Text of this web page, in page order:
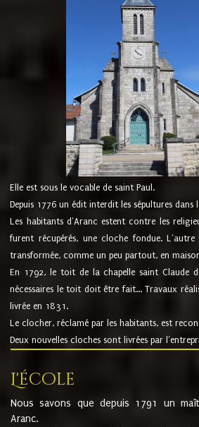
Elle est sous le vocable de saint Paul.
Depuis 1776 un édit interdit les sépultures dans
Les habitants d'Aranc estent contre les
furent récupérés, une cloche fondue.
transformée, comme un peu partout, en
En 1792, le toit de la chapelle saint Claude
nécessaires le toit doit être fait... Travaux
livrée en 1831.
Le clocher, réclamé par les habitants, est
Deux nouvelles cloches sont livrées par
L'école
Nous savons que depuis 1791 un
Aranc.